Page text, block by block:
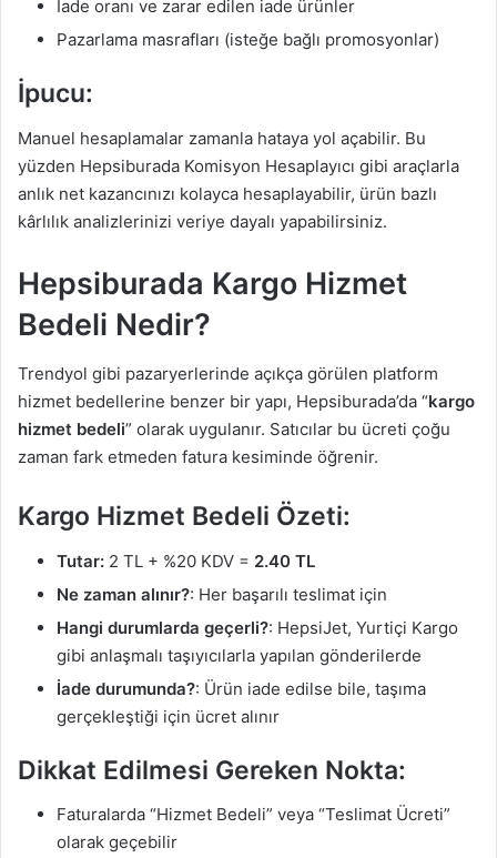
İade oranı ve zarar edilen iade ürünler
Pazarlama masrafları (isteğe bağlı promosyonlar)
İpucu:
Manuel hesaplamalar zamanla hataya yol açabilir. Bu
yüzden Hepsiburada Komisyon Hesaplayıcı gibi araçlarla
anlık net kazancınızı kolayca hesaplayabilir, ürün bazlı
kârlılık analizlerinizi veriye dayalı yapabilirsiniz.
Hepsiburada Kargo Hizmet
Bedeli Nedir?
Trendyol gibi pazaryerlerinde açıkça görülen platform
hizmet bedellerine benzer bir yapı, Hepsiburada’da “kargo
hizmet bedeli” olarak uygulanır. Satıcılar bu ücreti çoğu
zaman fark etmeden fatura kesiminde öğrenir.
Kargo Hizmet Bedeli Özeti:
Tutar: 2 TL + %20 KDV = 2.40 TL
Ne zaman alınır?: Her başarılı teslimat için
Hangi durumlarda geçerli?: HepsiJet, Yurtiçi Kargo
gibi anlaşmalı taşıyıcılarla yapılan gönderilerde
İade durumunda?: Ürün iade edilse bile, taşıma
gerçekleştiği için ücret alınır
Dikkat Edilmesi Gereken Nokta:
Faturalarda “Hizmet Bedeli” veya “Teslimat Ücreti”
olarak geçebilir